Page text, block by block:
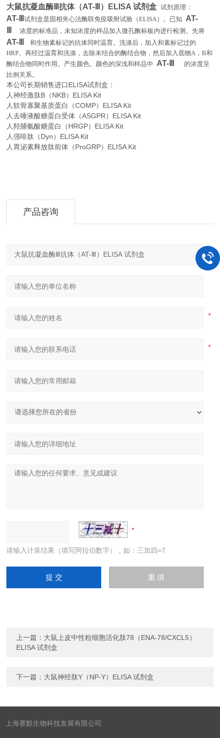
大鼠抗凝血酶Ⅲ抗体（AT-Ⅲ）ELISA 试剂盒试剂原理 ：
AT-Ⅲ试剂盒是固相夹心法酶联免疫吸附试验（ELISA）。已知 AT-
浓度的标准品，未知浓度的样品加入微孔酶标板内进行检测。先将
AT-Ⅲ
和生物素标记的抗体同时温育。洗涤后，加入和素标记过的
HRP。再经过温育和洗涤，去除未结合的酶结合物，然后加入底物A ，B和
酶结合物同时作用。产生颜色。颜色的深浅和样品中 AT-Ⅲ
的浓度呈
比例关系。
本公司长期销售进口ELISA试剂盒：
人神经激肽B（NKB）ELISA Kit
人软骨寡聚基质蛋白（COMP）ELISA Kit
人去唾液酸糖蛋白受体（ASGPR）ELISA Kit
人羟脯氨酸糖蛋白（HRGP）ELISA Kit
人强啡肽（Dyn）ELISA Kit
人胃泌素释放肽前体（ProGRP）ELISA Kit
产品咨询
请输入计算结果（填写阿拉伯数字），如：三加四=7
上一篇： 大鼠上皮中性粒细胞活化肽78（ENA-78/CXCL5）
ELISA 试剂盒
下一篇： 大鼠神经肽Y（NP-Y）ELISA 试剂盒
上海赛默生物科技发展有限公司